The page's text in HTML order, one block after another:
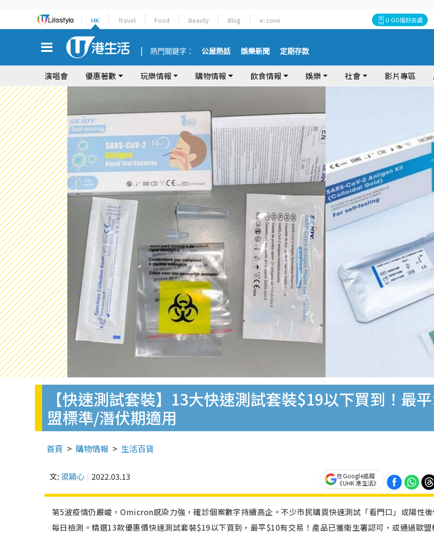
HK Travel Food Beauty Blog e-zone U GO搵好去處
熱門關鍵字： 公屋熱話 娛樂新聞 定期存款
演唱會 優惠著數 玩樂情報 購物情報 飲食情報 娛樂 社會 影片專區
【快速測試套裝】13大快速測試套裝$19以下買到！最
盟標準/潛伏期適用
首頁 購物情報 生活百貨
文: 梁穎心 2022.03.13
在Google追蹤
《UHK 港生活》
第5波疫情仍嚴峻，Omicron感染力強，確診個案數字持續高企。不少市民購買快速測試「看門口」或陽性
每日檢測。精選13款優惠價快速測試套裝$19以下買到，最平$10有交易！產品已獲衛生署認可，或通過歐盟